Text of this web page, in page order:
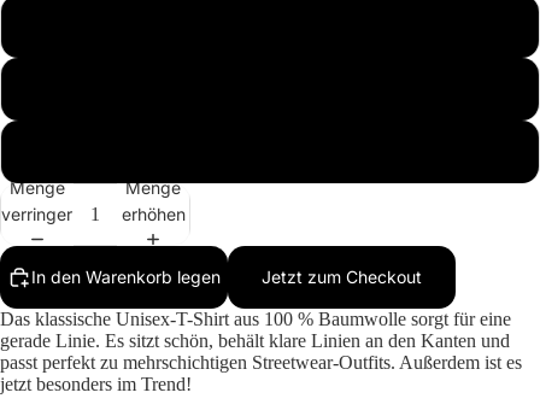
Menge
verringern
Menge
erhöhen
In den Warenkorb legen Jetzt zum Checkout
Das klassische Unisex-T-Shirt aus 100 % Baumwolle sorgt für eine
gerade Linie. Es sitzt schön, behält klare Linien an den Kanten und
passt perfekt zu mehrschichtigen Streetwear-Outfits. Außerdem ist es
jetzt besonders im Trend!